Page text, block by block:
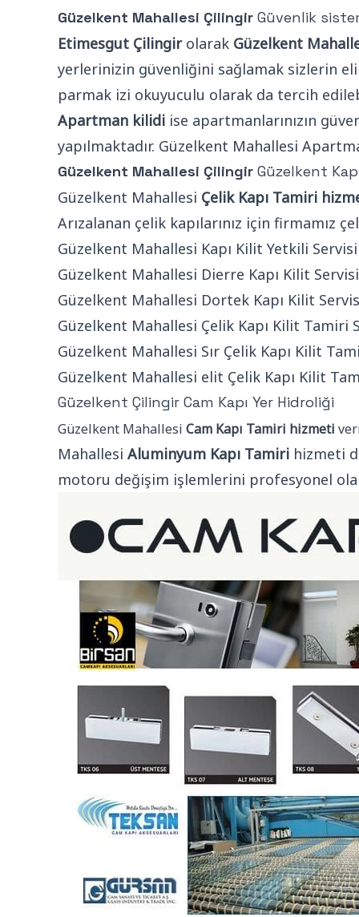
Güzelkent Mahallesi Çilingir Güvenlik
Etimesgut Çilingirolarak Güzelkent
yerlerinizin güvenliğini sağlamak sizlerin
parmak izi okuyuculu olarak da tercih
Apartman kilidi ise apartmanlarınızın
yapılmaktadır. Güzelkent Mahallesi
Güzelkent Mahallesi Çilingir Güzelkent
Güzelkent Mahallesi Çelik Kapı Tamiri
Arızalanan çelik kapılarınız için
Güzelkent Mahallesi Kapı Kilit Yetkili Servisi
Güzelkent Mahallesi Dierre Kapı Kilit Servisi
Güzelkent Mahallesi Dortek Kapı Kilit
Güzelkent Mahallesi Çelik Kapı Kilit Tamiri
Güzelkent Mahallesi Sır Çelik Kapı Kilit
Güzelkent Mahallesi elit Çelik Kapı Kilit
Güzelkent Çilingir Cam Kapı Yer Hidroliği
Güzelkent Mahallesi Cam Kapı Tamiri hizmeti
Mahallesi Aluminyum Kapı Tamiri hizmeti
motoru değişim işlemlerini profesyonel